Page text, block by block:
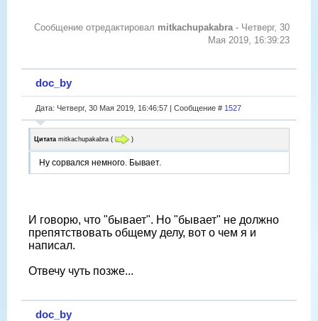
Сообщение отредактировал mitkachupakabra - Четверг, 30
Мая 2019, 16:39:23
doc_by
Дата: Четверг, 30 Мая 2019, 16:46:57 | Сообщение # 1527
Цитата mitkachupakabra ( )
Ну сорвался немного. Бывает.
И говорю, что "бывает". Но "бывает" не должно
препятствовать общему делу, вот о чем я и
написал.
Отвечу чуть позже...
doc_by